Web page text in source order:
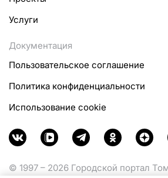
Услуги
Документация
Пользовательское соглашение
Политика конфиденциальности
Использование cookie
© 1997 – 2026 Городской портал